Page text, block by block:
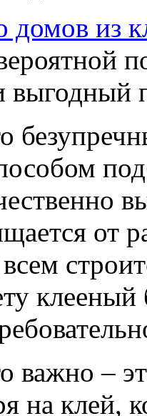
домов из
выгодный
от
всем
важно –
на клей,